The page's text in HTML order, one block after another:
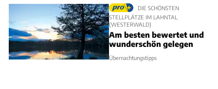
DIE SCHÖNSTEN
STELLPLÄTZE IM LAHNTAL
(WESTERWALD)
Am besten bewertet und
wunderschön gelegen
Übernachtungstipps